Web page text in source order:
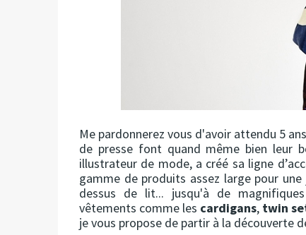
Me pardonnerez vous d'avoir attendu 5
de presse font quand même bien leur
illustrateur de mode, a créé sa ligne
gamme de produits assez large pour
dessus de lit... jusqu'à de magnifiques
vêtements comme les cardigans, twin
je vous propose de partir à la découverte